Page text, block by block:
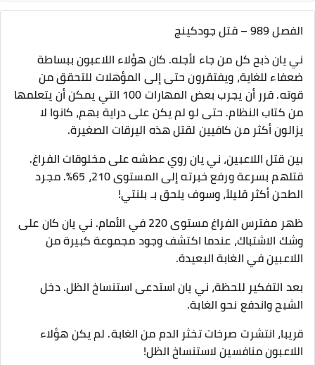
الفصل 989 – قتل جودكينج
ني يان ذبح كل من جاء لأجله. كان هؤلاء اللاعبون ببساطة
ضعفاء للغاية، ويفتقرون حتى إلى المؤهلات للتحقق من
قوته. قرر أن يجرب بعض المهارات 100 التي يمكن أن يتعلمها
من كتاب النظام. حتى لو لم يكن على دراية بهم، كانوا لا
يزالون أكثر من كافيين لقتل هذه اليرقات الصغيرة.
بين قتل اللاعبين، ني يان روي عطشه على مخلوقات الفراغ.
قتلهم بسرعة ورفع خبرته إلى المستوى 210، 65٪. مجرد
الطحن أكثر قليلاً، وسوف يلحق بـ بلنتي!
ظهر مفترس الفراغ مستوى 220 في الأمام. ني يان كان على
وشك الاشتباك، عندما اكتشف وجود مجموعة كبيرة من
اللاعبين في الغابة البعيدة.
بعد التفكير للحظة، ني يان استدعى استنساخ الظل. دخل
الشبح واندفع نحو الغابة.
قريبا، انتشرت صرخات تخثر الدم من الغابة. لم يكن هؤلاء
اللاعبون منافسين لاستنساخ الظل!